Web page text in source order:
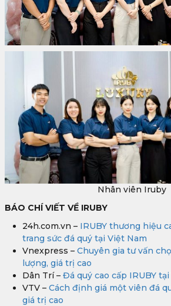
Nhân viên Iruby
BÁO CHÍ VIẾT VỀ IRUBY
24h.com.vn – IRUBY thương hiệu
trang sức đá quý tại Việt Nam
Vnexpress – Chuyên gia tư vấn
lượng, giá trị cao
Dân Trí – Đá quý cao cấp IRUBY
VTV – Cách định giá một viên đá
giá trị cao